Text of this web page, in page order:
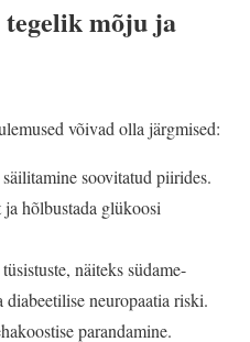
tegelik mõju ja
võivad olla järgmised:
soovitatud piirides.
hõlbustada glükoosi
näiteks südame-
neuropaatia riski.
parandamine.